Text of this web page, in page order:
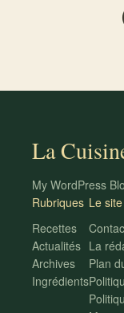
La
My WordPress
Rubriques
Recettes
Actualités
Archives
Ingrédients
Le site
La
Plan